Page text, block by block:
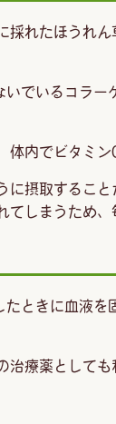
採れたほうれ
でいるコラ
内でビタミン
摂取するこ
てしまうため
ときに血液
治療薬として